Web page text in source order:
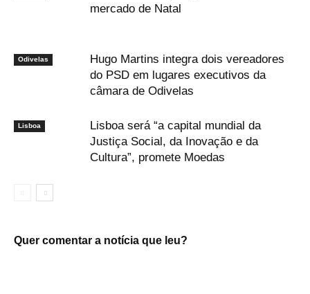
mercado de Natal
Odivelas
Hugo Martins integra dois vereadores
do PSD em lugares executivos da
câmara de Odivelas
Lisboa
Lisboa será “a capital mundial da
Justiça Social, da Inovação e da
Cultura”, promete Moedas
Quer comentar a notícia que leu?